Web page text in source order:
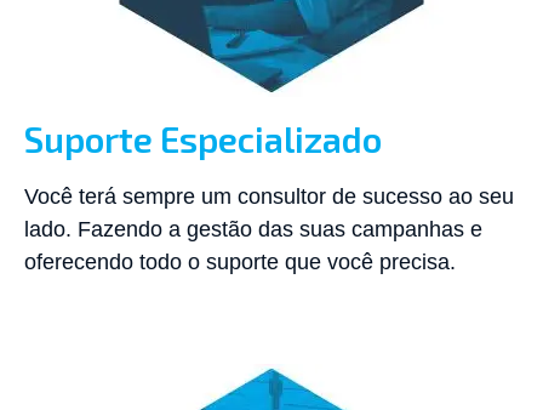
Suporte Especializado
Você terá sempre um consultor de sucesso ao seu
lado. Fazendo a gestão das suas campanhas e
oferecendo todo o suporte que você precisa.